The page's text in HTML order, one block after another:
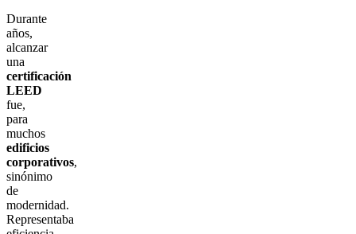
Durante
años,
alcanzar
una
certificación
LEED
fue,
para
muchos
edificios
corporativos,
sinónimo
de
modernidad.
Representaba